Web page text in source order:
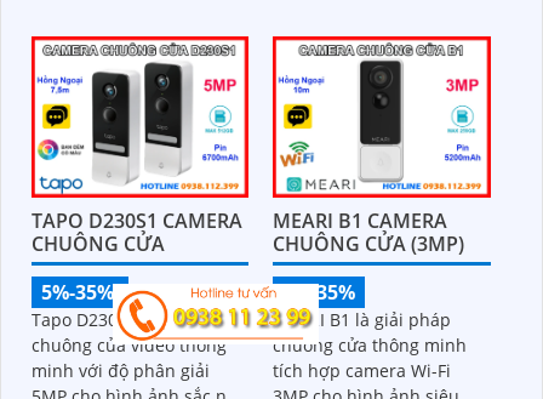
ngoại 10m, tính năng
nhận dạng cơ thể người,
theo dõi chuyển động
thông minh và đàm thoại
hai chiều, mang đến giải
pháp an ninh chủ động,
hiệu quả
phân giải 2MP khả năng
quay quét linh hoạt và
tầm nhìn hồng ngoại ban
đêm lên đến 30m camera
mang đến hình ảnh sắc
nét 24/7
TAPO D230S1 CAMERA
CHUÔNG CỬA
5%-35%
Liên hệ
Tapo D230S1 là bộ camera
chuông cửa video thông
minh với độ phân giải
MEARI B1 CAMERA
CHUÔNG CỬA (3MP)
5%-35%
MEARI B1 là giải pháp
chuông cửa thông minh
tích hợp camera Wi-Fi